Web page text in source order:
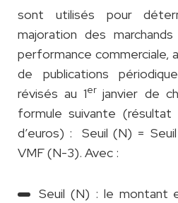
sont utilisés pour
majoration des
performance commerciale,
de publications
révisés au 1erjanvier de
formule suivante (résultat
d’euros) : Seuil (N) =
VMF (N-3). Avec :
Seuil (N) : le montant